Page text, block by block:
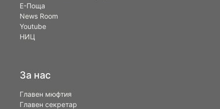
Е-Поща
News Room
Youtube
НИЦ
За нас
Главен мюфтия
Главен секретар